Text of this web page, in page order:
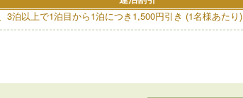
泊以上で1泊目から1泊につき1,500円引き (1名様あたり)